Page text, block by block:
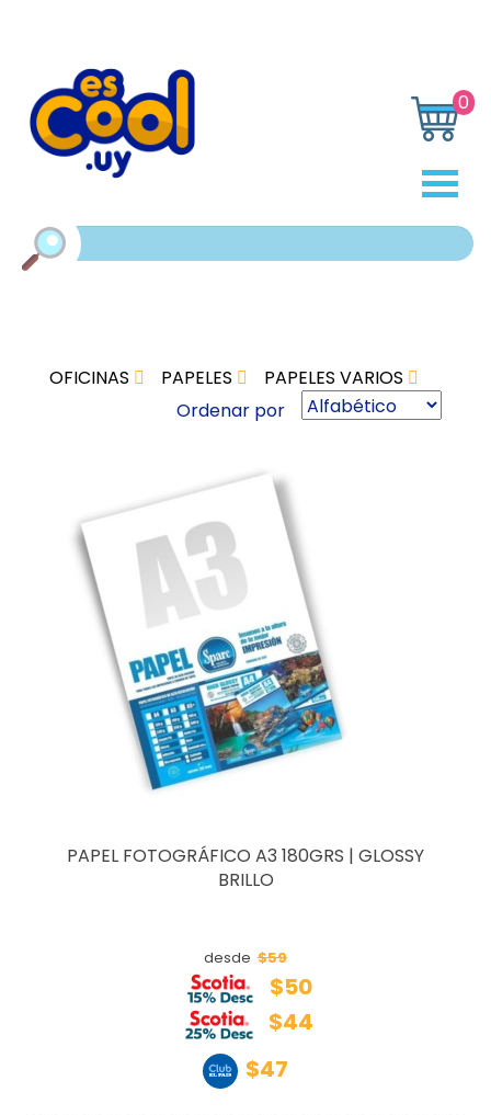
0
OFICINAS PAPELES
PAPELES VARIOS
Ordenar por
PAPEL FOTOGRÁFICO A3 180GRS | GLOSSY
BRILLO
desde $59
$50
$44
$47